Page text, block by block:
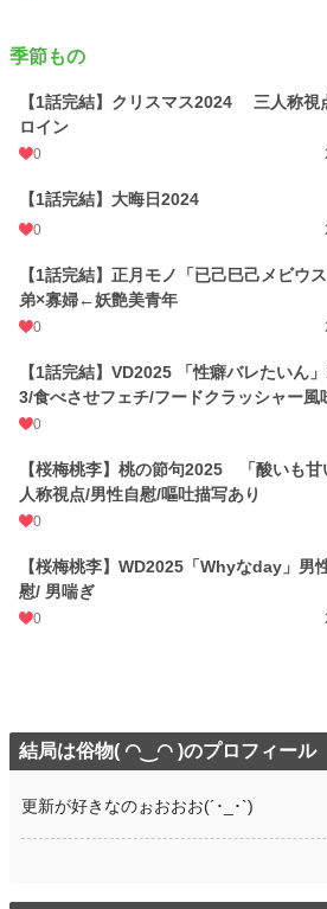
季節もの
【1話完結】クリスマス2024 三人称
ロイン
0
【1話完結】大晦日2024
0
【1話完結】正月モノ「已己巳己メビ
弟×寡婦←妖艶美青年
0
【1話完結】VD2025 「性癖バレたいん
3/食べさせフェチ/フードクラッシャー風
0
【桜梅桃李】桃の節句2025 「酸いも
人称視点/男性自慰/嘔吐描写あり
0
【桜梅桃李】WD2025「Whyなday」男
慰/ 男喘ぎ
0
結局は俗物( ◠‿◠ )のプロフィール
更新が好きなのぉおおお(´･_･`)